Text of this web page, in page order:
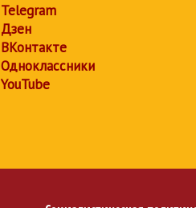
Telegram
Дзен
ВКонтакте
Одноклассники
YouTube